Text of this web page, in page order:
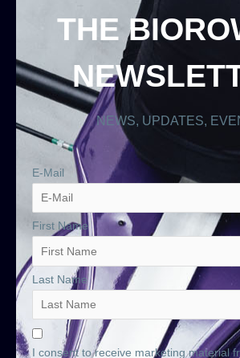
THE
NEWS, UPDATES,
E-Mail
First Name
Last Name
I consent to receive marketing material